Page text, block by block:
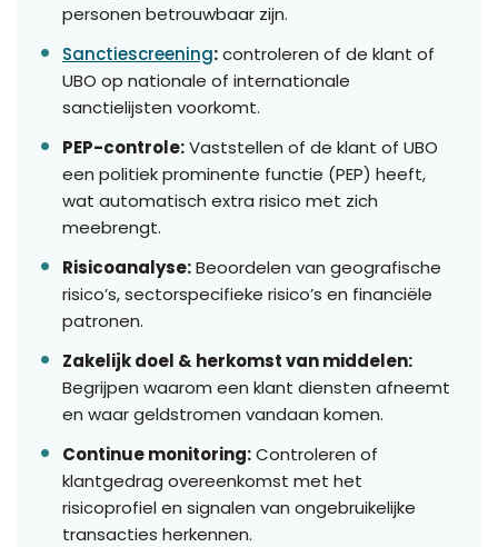
personen betrouwbaar zijn.
Sanctiescreening:controleren of de klant of
UBO op nationale of internationale
sanctielijsten voorkomt.
PEP-controle:Vaststellen of de klant of UBO
een politiek prominente functie (PEP) heeft,
wat automatisch extra risico met zich
meebrengt.
Risicoanalyse:Beoordelen van geografische
risico’s, sectorspecifieke risico’s en financiële
patronen.
Zakelijk doel & herkomst van middelen:
Begrijpen waarom een klant diensten afneemt
en waar geldstromen vandaan komen.
Continue monitoring:Controleren of
klantgedrag overeenkomst met het
risicoprofiel en signalen van ongebruikelijke
transacties herkennen.